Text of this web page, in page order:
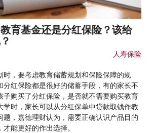
教育基金还是分红保险？该给
人寿保险
时，要考虑教育储蓄规划和保险保障的规
分红保险都是很好的储蓄手段，有的家长不
子购买了分红保险，是否就不需要购买教育
学时，家长可以从分红保单中贷款取钱作教
题，嘉德理财认为，需要正确认识产品目的
能更好的作出选择。